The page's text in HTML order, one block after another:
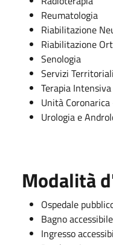
Reumatologia
Riabilitazione
Riabilitazione
Senologia
Servizi Territoriali
Terapia
Unità
Urologia e
Modalità
Ospedale
Bagno
Ingresso